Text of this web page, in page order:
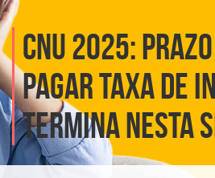
CNU 2025:
pagar taxa de
termina nesta